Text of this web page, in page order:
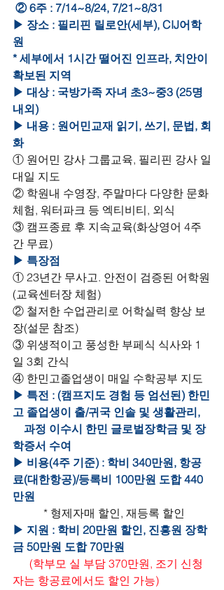
② 6주 : 7/14~8/24, 7/21~8/31
▶ 장소 : 필리핀 릴로안(세부), CIJ어학
원
* 세부에서 1시간 떨어진 인프라, 치안이
확보된 지역
▶ 대상 : 국방가족 자녀 초3~중3 (25명
내외)
▶ 내용 : 원어민교재 읽기, 쓰기, 문법, 회
화
① 원어민 강사 그룹교육, 필리핀 강사 일
대일 지도
② 학원내 수영장, 주말마다 다양한 문화
체험, 워터파크 등 엑티비티, 외식
③ 캠프종료 후 지속교육(화상영어 4주
간 무료)
▶ 특장점
① 23년간 무사고. 안전이 검증된 어학원
(교육센터장 체험)
② 철저한 수업관리로 어학실력 향상 보
장(설문 참조)
③ 위생적이고 풍성한 부페식 식사와 1
일 3회 간식
④ 한민고졸업생이 매일 수학공부 지도
▶ 특전 : (캠프지도 경험 등 엄선된) 한민
고 졸업생이 출/귀국 인솔 및 생활관리,
과정 이수시 한민 글로벌장학금 및 장
학증서 수여
▶ 비용(4주 기준) : 학비 340만원, 항공
료(대한항공)/등록비 100만원 도합 440
만원
* 형제자매 할인, 재등록 할인
▶ 지원 : 학비 20만원 할인, 진흥원 장학
금 50만원 도합 70만원
(학부모 실 부담 370만원, 조기 신청
자는 항공료에서도 할인 가능)